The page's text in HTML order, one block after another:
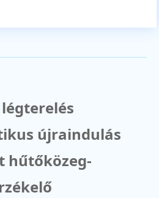
újraindulás
hűtőközeg-